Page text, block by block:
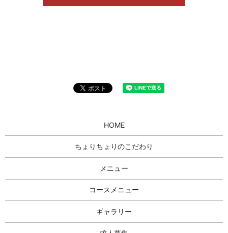
HOME
ちょりちょりのこだわり
メニュー
コースメニュー
ギャラリー